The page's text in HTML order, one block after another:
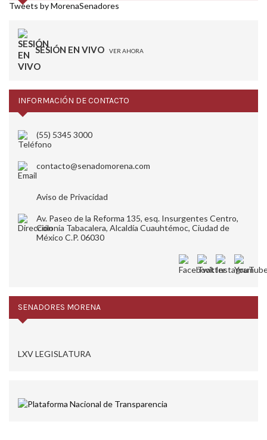
Tweets by MorenaSenadores
SESIÓN EN VIVO VER AHORA
INFORMACIÓN DE CONTACTO
(55) 5345 3000
contacto@senadomorena.com
Aviso de Privacidad
Av. Paseo de la Reforma 135, esq. Insurgentes Centro,
Colonia Tabacalera, Alcaldía Cuauhtémoc, Ciudad de
México C.P. 06030
SENADORES MORENA
LXV LEGISLATURA